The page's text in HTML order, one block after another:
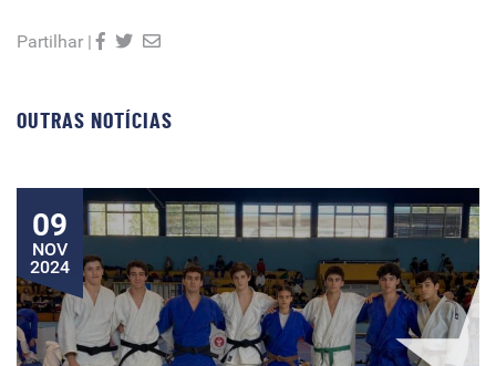
Partilhar |
OUTRAS NOTÍCIAS
09
NOV
2024